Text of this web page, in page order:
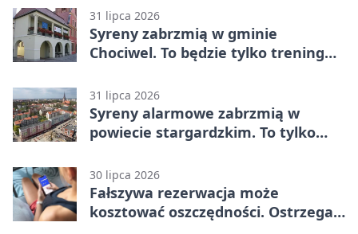
Stargard 3:3
31 lipca 2026
Syreny zabrzmią w gminie
Chociwel. To będzie tylko trening
31 lipca 2026
Syreny alarmowe zabrzmią w
powiecie stargardzkim. To tylko
30 lipca 2026
Fałszywa rezerwacja może
kosztować oszczędności. Ostrzega